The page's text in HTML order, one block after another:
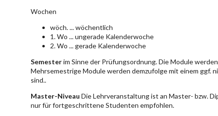
Wochen
wöch. ... wöchentlich
1. Wo ... ungerade Kalenderwoche
2. Wo ... gerade Kalenderwoche
Semesterim Sinne der Prüfungsordnung. Die Module
Mehrsemestrige Module werden demzufolge mit einem ggf.
sind..
Master-Niveau Die Lehrveranstaltung ist an Master- bzw.
nur für fortgeschrittene Studenten empfohlen.